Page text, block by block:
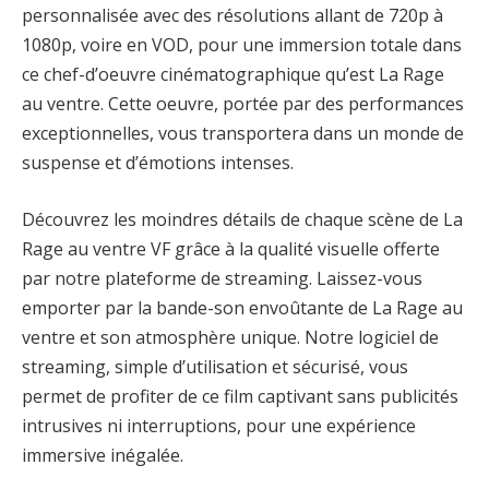
personnalisée avec des résolutions allant de 720p à
1080p, voire en VOD, pour une immersion totale dans
ce chef-d’oeuvre cinématographique qu’est La Rage
au ventre. Cette oeuvre, portée par des performances
exceptionnelles, vous transportera dans un monde de
suspense et d’émotions intenses.
Découvrez les moindres détails de chaque scène de La
Rage au ventre VF grâce à la qualité visuelle offerte
par notre plateforme de streaming. Laissez-vous
emporter par la bande-son envoûtante de La Rage au
ventre et son atmosphère unique. Notre logiciel de
streaming, simple d’utilisation et sécurisé, vous
permet de profiter de ce film captivant sans publicités
intrusives ni interruptions, pour une expérience
immersive inégalée.